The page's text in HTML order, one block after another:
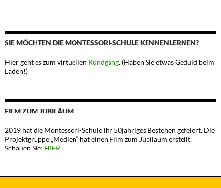
SIE MÖCHTEN DIE MONTESSORI-SCHULE KENNENLERNEN?
Hier geht es zum virtuellen Rundgang. (Haben Sie etwas Geduld beim
Laden!)
FILM ZUM JUBILÄUM
2019 hat die Montessori-Schule ihr 50jähriges Bestehen gefeiert. Die
Projektgruppe „Medien“ hat einen Film zum Jubiläum erstellt.
Schauen Sie: HIER